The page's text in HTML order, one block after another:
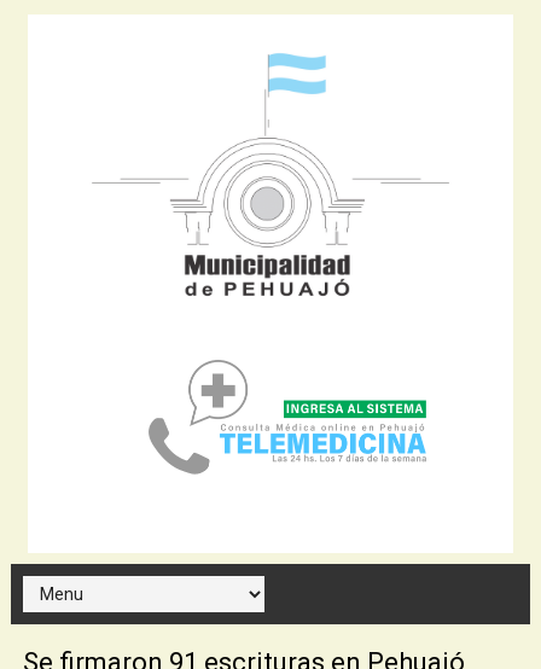
Se firmaron 91 escrituras en Pehuajó